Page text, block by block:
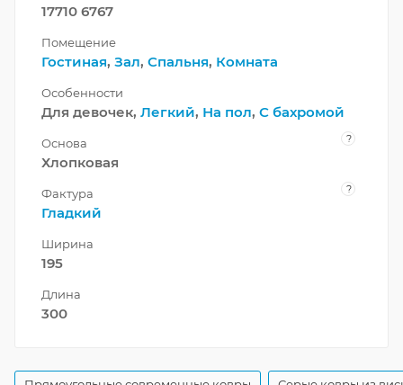
17710 6767
Помещение
Гостиная, Зал, Спальня, Комната
Особенности
Для девочек, Легкий, На пол, С бахромой
Основа ?
Хлопковая
Фактура ?
Гладкий
Ширина
195
Длина
300